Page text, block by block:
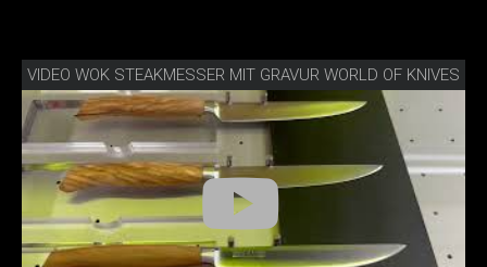
VIDEO WOK STEAKMESSER MIT GRAVUR WORLD OF KNIVES